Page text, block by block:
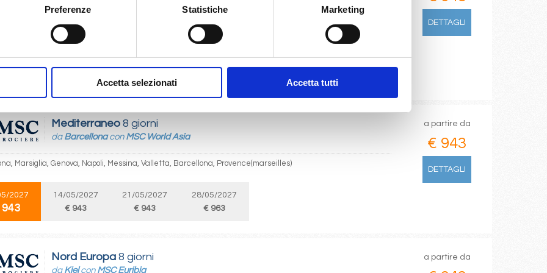
Preferenze Statistiche Marketing
Accetta selezionati Accetta tutti
DETTAGLI
Mediterraneo 8 giorni
da Barcellonacon MSC World Asia
Marsiglia, Genova, Napoli, Messina, Valletta, Barcellona, Provence(marseilles)
2027
14/05/2027
€ 943
21/05/2027
€ 943
28/05/2027
€ 963
a partire da
€ 943
DETTAGLI
Nord Europa 8 giorni
da Kielcon MSC Euribia
a partire da